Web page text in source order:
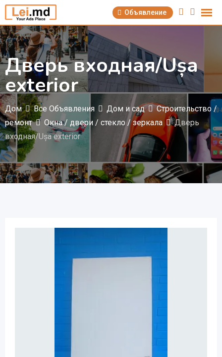
Перейти
содержимому
Объявление
Дверь входная/Ușa
exterior
Дом Все Объявления Дом и сад
Строительство /
ремонт
Окна / двери / стеклo / зеркала
Дверь
входная/Ușa exterior